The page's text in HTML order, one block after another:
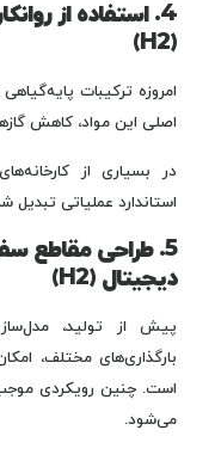
4. استفاده از
(H2)
امروزه ترکیبات
اصلی این مواد، کاهش
در بسیاری از
استاندارد عملیاتی
5. طراحی مقاطع
دیجیتال (H2)
پیش از تولید،
بارگذاری‌های مختلف،
است. چنین رویکردی
می‌شود.